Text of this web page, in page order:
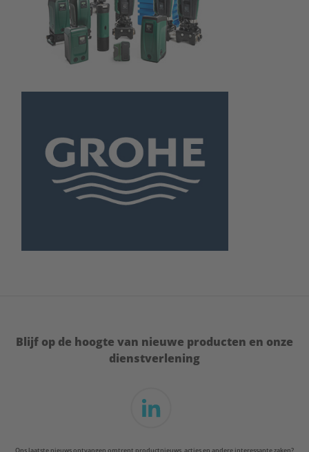
Blijf op de hoogte van nieuwe producten en onze
dienstverlening